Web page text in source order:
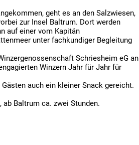
geht es an den Salzwiesen,
zur Insel Baltrum. Dort werden
auf einer vom Kapitän
unter fachkundiger Begleitung
Schriesheim eG an
Winzern Jahr für Jahr für
auch ein kleiner Snack gereicht.
Baltrum ca. zwei Stunden.